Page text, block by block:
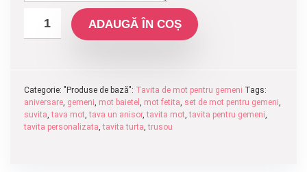
ADAUGĂ ÎN COȘ
Categorie: "Produse de bază": Tavita de mot pentru gemeni Tags:
aniversare, gemeni, mot baietel , mot fetita, set de mot pentru gemeni,
suvita,tava mot,tava un anisor,tavita mot,tavita pentru gemeni,
tavita personalizata,tavita turta,trusou